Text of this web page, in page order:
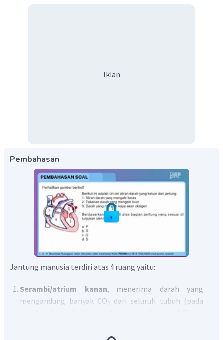
Iklan
Pembahasan
Jantung manusia terdiri atas 4 ruang yaitu:
Serambi/atrium kanan, menerima darah yang
mengandung banyak CO2
dari seluruh tubuh (pada
mengandung banyak CO menuju paru-paru untuk